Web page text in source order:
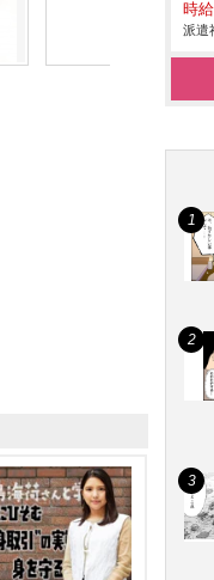
時
派遣